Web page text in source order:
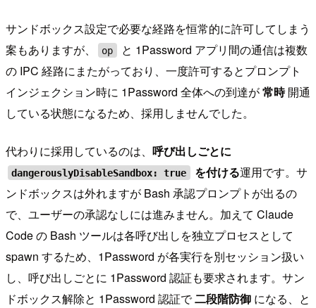
サンドボックス設定で必要な経路を恒常的に許可してしまう
案もありますが、
op
と 1Password アプリ間の通信は複数
の IPC 経路にまたがっており、一度許可するとプロンプト
インジェクション時に 1Password 全体への到達が常時開通
している状態になるため、採用しませんでした。
代わりに採用しているのは、 呼び出しごとに
dangerouslyDisableSandbox: true を付ける運用です。サ
ンドボックスは外れますが Bash 承認プロンプトが出るの
で、ユーザーの承認なしには進みません。加えて Claude
Code の Bash ツールは各呼び出しを独立プロセスとして
spawn するため、1Password が各実行を別セッション扱い
し、呼び出しごとに 1Password 認証も要求されます。サン
ドボックス解除と 1Password 認証で二段階防御 になる、と